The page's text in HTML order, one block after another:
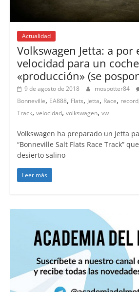
Actualidad
Volkswagen Jetta: a por
velocidad para un
«producción» (se
9 de agosto de 2018 mospotter84
Bonneville, EA888, Flats, Jetta, Race, record
Track, velocidad, volkswagen, vw
Volkswagen ha preparado un Jetta
“Bonneville Salt Flats Race Track”
desierto salino
Leer más